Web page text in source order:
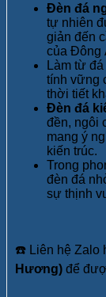
Đèn đá
tự nhiên
giản đến
của Đông
Làm từ
tính vững
thời tiết
Đèn đá
đền, ngôi
mang ý
kiến trúc.
Trong
đèn đá
sự thịnh
☎️ Liên hệ Zalo
Hương) để